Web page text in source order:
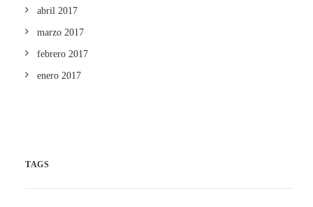
abril 2017
marzo 2017
febrero 2017
enero 2017
TAGS